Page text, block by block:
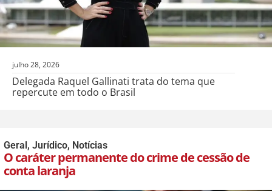
julho 28, 2026
Delegada Raquel Gallinati trata do tema que
repercute em todo o Brasil
Geral, Jurídico, Notícias
O caráter permanente do crime de cessão de
conta laranja